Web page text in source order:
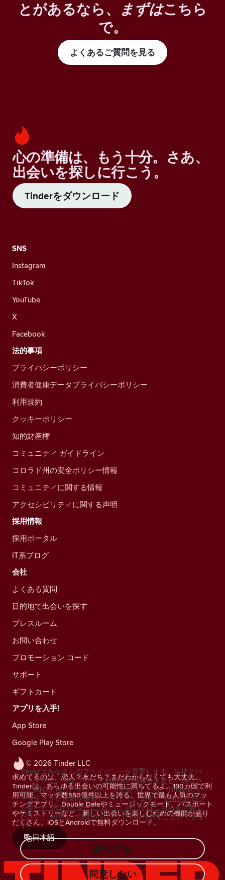
とがあるなら、
まずはこちら
で。
よくあるご質問を見る
心の準備は、もう十分。さあ、
出会いを探しに行こう。
Tinderをダウンロード
© 2026 Tinder LLC
求めてるのは、恋人？友だち？まだわからなくても大丈夫。
Tinderは、あらゆる出会いの可能性に満ちてるよ。190カ国で利
用可能、マッチ数550億件以上を誇る、世界で最も人気のマッ
チングアプリ。Double Dateやミュージックモード、パスポート
やケミストリーなど、新しい出会いを楽しむための機能が盛り
だくさん。iOSとAndroidで無料ダウンロード。
日本語
SNS
Instagram
TikTok
YouTube
X
Facebook
法的事項
プライバシーポリシー
消費者健康データプライバシーポリシー
利用規約
クッキーポリシー
知的財産権
コミュニティ ガイドライン
コロラド州の安全ポリシー情報
コミュニティに関する情報
アクセシビリティに関する声明
採用情報
採用ポータル
IT系ブログ
会社
よくある質問
目的地で出会いを探す
プレスルーム
お問い合わせ
プロモーション コード
サポート
ギフトカード
アプリを入手!
App Store
Google Play Store
Tinderはみなさんのプライバシーを尊重します。当社とパ
ートナーは、ウェブサイト利用者の情報を測定し、みなさ
んの関心に合ったキャンペーンを提供したり、Tinderのマ
ーケティング活動を改善したりしています。 使用されるク
ッキーとプロバイダーについて、詳しくはこちらをご覧く
ださい。 同意は、設定からいつでも取り消すことができま
す。
許可する
同意しない